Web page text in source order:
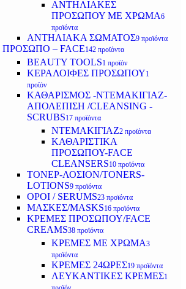
ΑΝΤΗΛΙΑΚΕΣ
ΠΡΟΣΩΠΟΥ ΜΕ ΧΡΩΜΑ6
προϊόντα
ΑΝΤΗΛΙΑΚΑ ΣΩΜΑΤΟΣ9 προϊόντα
ΠΡΟΣΩΠΟ – FACE142 προϊόντα
BEAUTY TOOLS1 προϊόν
ΚΕΡΑΛΟΙΦΕΣ ΠΡΟΣΩΠΟΥ1
προϊόν
ΚΑΘΑΡΙΣΜΟΣ -ΝΤΕΜΑΚΙΓΙΑΖ-
ΑΠΟΛΕΠΙΣΗ /CLEANSING -
SCRUBS17 προϊόντα
ΝΤΕΜΑΚΙΓΙΑΖ2 προϊόντα
ΚΑΘΑΡΙΣΤΙΚΑ
ΠΡΟΣΩΠΟΥ-FACE
CLEANSERS10 προϊόντα
ΤΟΝΕΡ-ΛΟΣΙΟΝ/TONERS-
LOTIONS9 προϊόντα
ΟΡΟΙ / SERUMS23 προϊόντα
ΜΑΣΚΕΣ/MASKS16 προϊόντα
ΚΡΕΜΕΣ ΠΡΟΣΩΠΟΥ/FACE
CREAMS38 προϊόντα
ΚΡΕΜΕΣ ΜΕ ΧΡΩΜΑ3
προϊόντα
ΚΡΕΜΕΣ 24ΩΡΕΣ19 προϊόντα
ΛΕΥΚΑΝΤΙΚΕΣ ΚΡΕΜΕΣ1